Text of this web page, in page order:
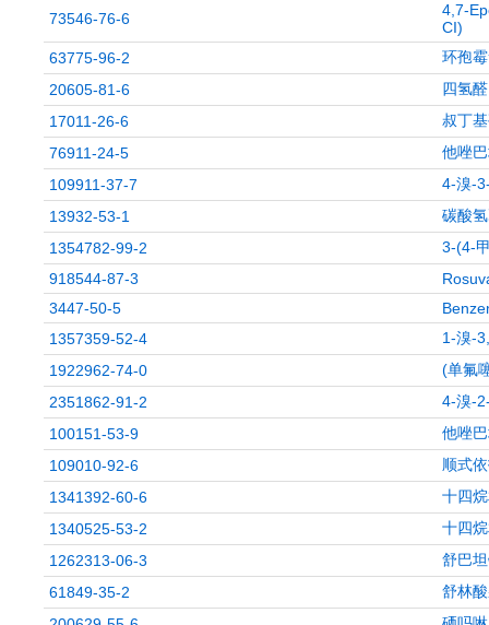
73546-76-6
4,7-
CI)
63775-96-2
环孢
20605-81-6
四氢
17011-26-6
叔丁
76911-24-5
他唑
109911-37-7
4-溴-
13932-53-1
碳酸
1354782-99-2
3-(4-
918544-87-3
3447-50-5
1357359-52-4
1-溴-
1922962-74-0
(单氟
2351862-91-2
4-溴-
100151-53-9
他唑
109010-92-6
顺式
1341392-60-6
十四
1340525-53-2
十四
1262313-06-3
舒巴
61849-35-2
舒林